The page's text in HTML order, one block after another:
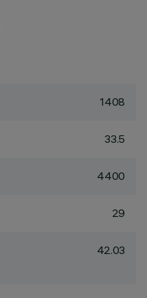
1408
33.5
4400
29
42.03